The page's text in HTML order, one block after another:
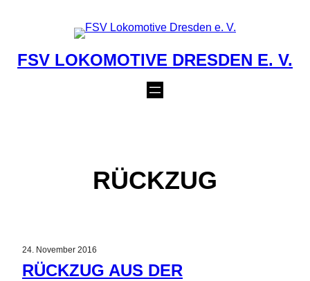
FSV LOKOMOTIVE DRESDEN E. V.
RÜCKZUG
24. November 2016
RÜCKZUG AUS DER